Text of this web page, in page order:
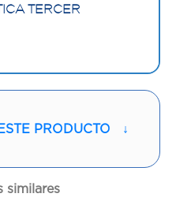
TERCER
PRODUCTO ↓
similares